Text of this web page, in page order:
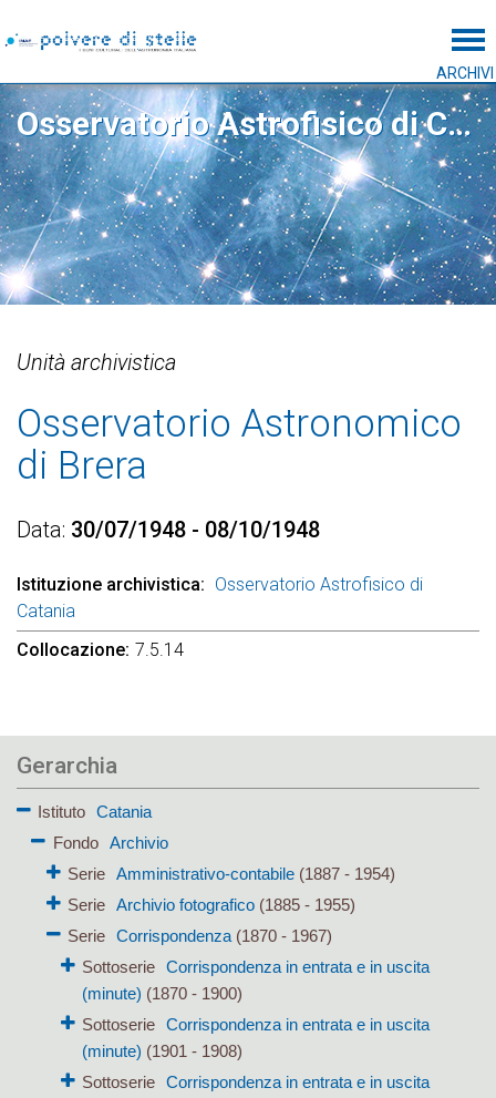
ARCHIVI
Osservatorio Astrofisico di Catania
Unità archivistica
Osservatorio Astronomico
di Brera
Data 30/07/1948 - 08/10/1948
Istituzione archivistica
Osservatorio Astrofisico di
Catania
Collocazione 7.5.14
Gerarchia
Istituto
Catania
Fondo
Archivio
Serie Amministrativo-contabile(1887 - 1954)
Serie Archivio fotografico(1885 - 1955)
Serie Corrispondenza(1870 - 1967)
Sottoserie
Corrispondenza in entrata e in uscita
(minute) (1870 - 1900)
Sottoserie
Corrispondenza in entrata e in uscita
(minute) (1901 - 1908)
Sottoserie
Corrispondenza in entrata e in uscita